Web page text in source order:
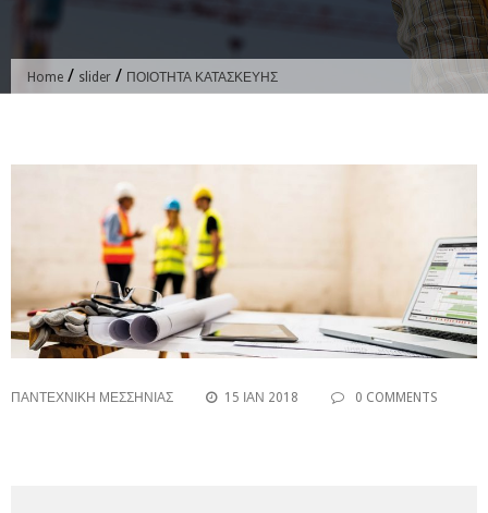
Home / slider / ΠΟΙΟΤΗΤΑ ΚΑΤΑΣΚΕΥΗΣ
ΠΑΝΤΕΧΝΙΚΗ ΜΕΣΣΗΝΙΑΣ 15 ΙΑΝ 2018 0 COMMENTS